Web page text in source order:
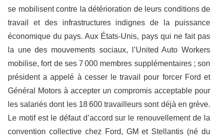
se mobilisent contre la détérioration de leurs conditions de
travail et des infrastructures indignes de la puissance
économique du pays. Aux États-Unis, pays qui ne fait pas
la une des mouvements sociaux, l’United Auto Workers
mobilise, fort de ses 7 000 membres supplémentaires ; son
président a appelé à cesser le travail pour forcer Ford et
Général Motors à accepter un compromis acceptable pour
les salariés dont les 18 600 travailleurs sont déjà en grève.
Le motif est le défaut d’accord sur le renouvellement de la
convention collective chez Ford, GM et Stellantis (né du